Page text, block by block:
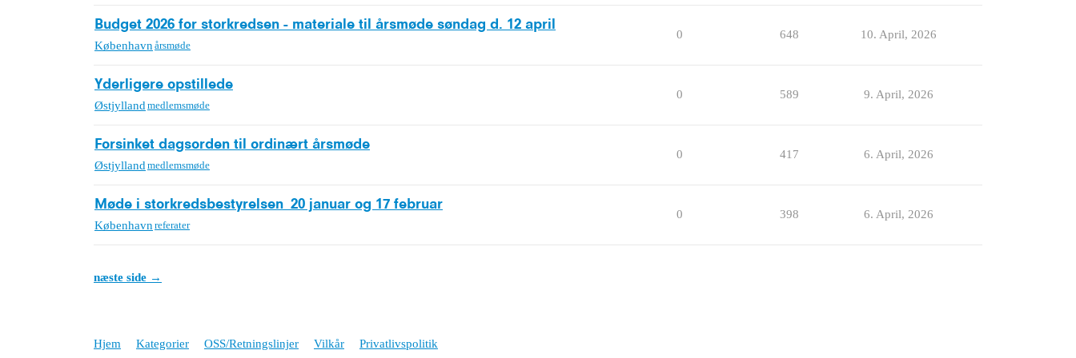
Budget 2026 for storkredsen - materiale til årsmøde søndag d. 12 april
København årsmøde
0 648 10. April, 2026
Yderligere opstillede
Østjylland medlemsmøde
0 589 9. April, 2026
Forsinket dagsorden til ordinært årsmøde
Østjylland medlemsmøde
0 417 6. April, 2026
Møde i storkredsbestyrelsen_20 januar og 17 februar
København referater
0 398 6. April, 2026
næste side →
Hjem Kategorier OSS/Retningslinjer Vilkår Privatlivspolitik